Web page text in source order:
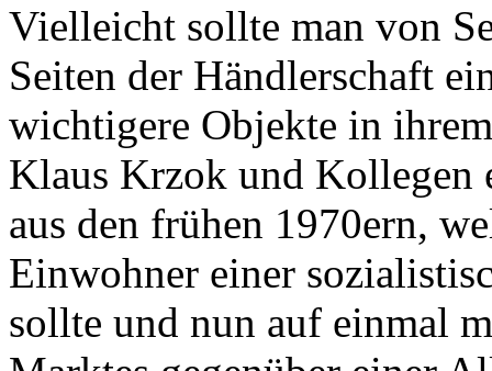
Vielleicht sollte man von
Seiten der Händlerschaft
wichtigere Objekte in
Klaus Krzok und Kollegen
aus den frühen 1970ern,
Einwohner einer
sollte und nun auf einmal